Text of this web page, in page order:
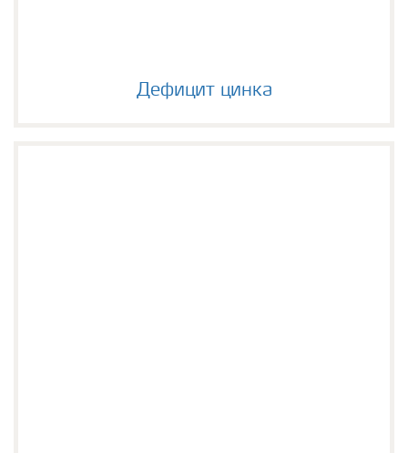
Дефицит цинка
Дефицит цинка